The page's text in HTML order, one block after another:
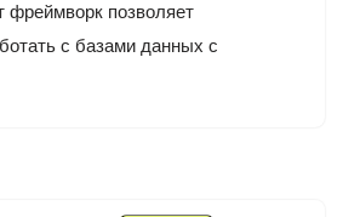
фреймворк позволяет
с базами данных с